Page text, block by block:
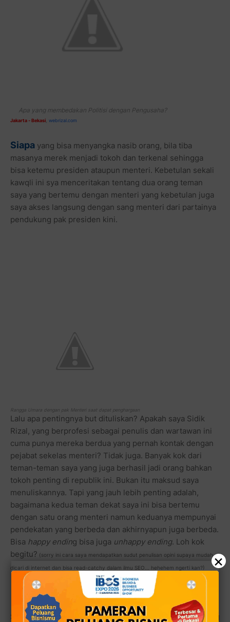
Apa yang membedakan Politisi dengan Pengusaha?
Jakarta - Bekasi webrizal.com
Siapa yang bisa menyangka nasib orang, bila tiba
masanya merek menjadi tokoh dan terkenal sehingga
bisa ketemu presiden ataupun menteri. Kebetulan sekali
kawqli ini sya menceritakan tentang dua orang teman
saya yang bertemu dengan menteri yang kebetulan juga
saya akses langsung dengan sang menteri dari partainya
pendukung pak presiden kini.
Rangga Umara dengan pak Menteri saat dapat penghargaan
Lalu apa pentingnya but dituliskan? Apakah saya Sidik
Rizal, yang berprofesi sebagai penulis dan wartawan ini
cuma punya mereka berdua yang pernah kontak dengan
pejabat sekelas menteri? Tidak juga. Banyak kok dari
teman-teman saya yang juga berhasil jadi orang bahkan
tokoh penting di republik ini. Bukan itu maksud saya
menuliskannya. Tapi yang jauh lebih penting adalah,
bagaimana kedua teman dekat saya ini bisa bertemu
dengan satu orang menteri namun keduanya mempunyai
pendekatan yang berbeda dan akhirnyapun juga berbeda.
Bisa happy ending bisa juga unhappy ending. Loh kok
begitu? (sorry ini cara saya mendapatkan sudut penulisan opini supaya mudah
dicari di internet dan bisa read-catchy dalam ilmu SEO... hehehem ngerti kan?)
Sudahlah, tak usah banyak berpusing-pusing dan panjang
×